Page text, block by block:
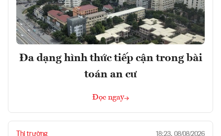
Đa dạng hình thức tiếp cận trong bài
toán an cư
Đọc ngay
Thị trường 18:23, 08/08/2026